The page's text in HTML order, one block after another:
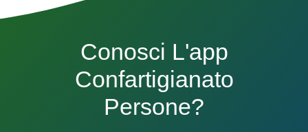
Conosci L'app
Confartigianato
Persone?